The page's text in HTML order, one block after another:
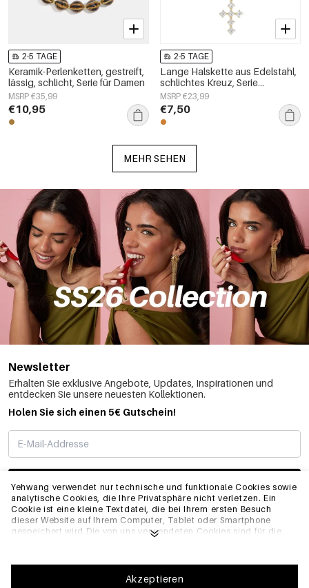
Yehwang verwendet nur technische und funktionale Cookies sowie
analytische Cookies, die Ihre Privatsphäre nicht verletzen. Ein
Cookie ist eine kleine Textdatei, die bei Ihrem ersten Besuch
dieser Website auf Ihrem Computer, Tablet oder Smartphone
gespeichert wird.Die von uns verwendeten Cookies sind für die
Website, ordnungsgemäß zu funktionieren und z.B. Ihre
bevorzugten Einstellungen zu speichern. Sie ermöglichen es uns
Akzeptieren
2-5 TAGE
Keramik-Perlenketten, gestreift,
lässig, schlicht, Serie für Damen
MSRP €35,99
€10,95
2-5 TAGE
Lange Halskette aus Edelstahl,
schlichtes Kreuz, Serie
„Alltagsschmuck“,
Damenschmuck
MSRP €23,99
€7,50
MEHR SEHEN
Newsletter
Erhalten Sie exklusive Angebote, Updates, Inspirationen und
entdecken Sie unsere neuesten Kollektionen.
Holen Sie sich einen 5€ Gutschein!
ABONNIEREN
INFO